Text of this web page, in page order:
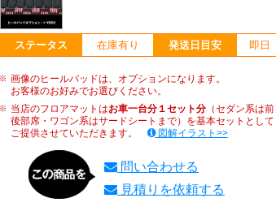
ステータス 在庫有り 発送日目安 即日
画像のヒールパッドは、オプションになります。
お客様のお好みでお選びください。
当店のフロアマットはお車一台分１セット分（セダン系は前
後部席・ワゴン系はサードシートまで）を基本セットとして
ご提供させていただきます。
図解イラスト>>
問い合わせる
見積りを依頼する